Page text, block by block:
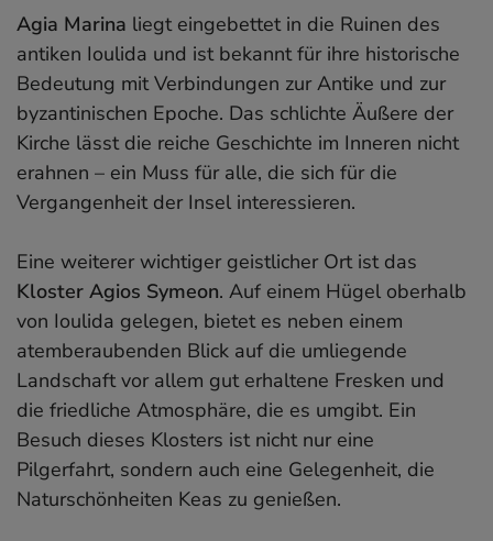
Agia Marina liegt eingebettet in die Ruinen des
antiken Ioulida und ist bekannt für ihre historische
Bedeutung mit Verbindungen zur Antike und zur
byzantinischen Epoche. Das schlichte Äußere der
Kirche lässt die reiche Geschichte im Inneren nicht
erahnen – ein Muss für alle, die sich für die
Vergangenheit der Insel interessieren.
Eine weiterer wichtiger geistlicher Ort ist das
Kloster Agios Symeon. Auf einem Hügel oberhalb
von Ioulida gelegen, bietet es neben einem
atemberaubenden Blick auf die umliegende
Landschaft vor allem gut erhaltene Fresken und
die friedliche Atmosphäre, die es umgibt. Ein
Besuch dieses Klosters ist nicht nur eine
Pilgerfahrt, sondern auch eine Gelegenheit, die
Naturschönheiten Keas zu genießen.